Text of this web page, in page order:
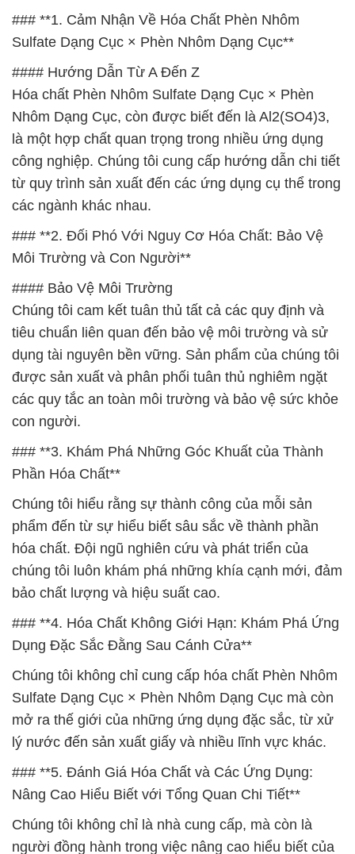
### **1. Cảm Nhận Về Hóa Chất Phèn Nhôm
Sulfate Dạng Cục × Phèn Nhôm Dạng Cục**
#### Hướng Dẫn Từ A Đến Z
Hóa chất Phèn Nhôm Sulfate Dạng Cục × Phèn
Nhôm Dạng Cục, còn được biết đến là Al2(SO4)3,
là một hợp chất quan trọng trong nhiều ứng dụng
công nghiệp. Chúng tôi cung cấp hướng dẫn chi tiết
từ quy trình sản xuất đến các ứng dụng cụ thể trong
các ngành khác nhau.
### **2. Đối Phó Với Nguy Cơ Hóa Chất: Bảo Vệ
Môi Trường và Con Người**
#### Bảo Vệ Môi Trường
Chúng tôi cam kết tuân thủ tất cả các quy định và
tiêu chuẩn liên quan đến bảo vệ môi trường và sử
dụng tài nguyên bền vững. Sản phẩm của chúng tôi
được sản xuất và phân phối tuân thủ nghiêm ngặt
các quy tắc an toàn môi trường và bảo vệ sức khỏe
con người.
### **3. Khám Phá Những Góc Khuất của Thành
Phần Hóa Chất**
Chúng tôi hiểu rằng sự thành công của mỗi sản
phẩm đến từ sự hiểu biết sâu sắc về thành phần
hóa chất. Đội ngũ nghiên cứu và phát triển của
chúng tôi luôn khám phá những khía cạnh mới, đảm
bảo chất lượng và hiệu suất cao.
### **4. Hóa Chất Không Giới Hạn: Khám Phá Ứng
Dụng Đặc Sắc Đằng Sau Cánh Cửa**
Chúng tôi không chỉ cung cấp hóa chất Phèn Nhôm
Sulfate Dạng Cục × Phèn Nhôm Dạng Cục mà còn
mở ra thế giới của những ứng dụng đặc sắc, từ xử
lý nước đến sản xuất giấy và nhiều lĩnh vực khác.
### **5. Đánh Giá Hóa Chất và Các Ứng Dụng:
Nâng Cao Hiểu Biết với Tổng Quan Chi Tiết**
Chúng tôi không chỉ là nhà cung cấp, mà còn là
người đồng hành trong việc nâng cao hiểu biết của